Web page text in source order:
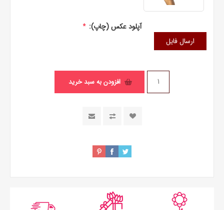
آپلود عکس (چاپ): *
ارسال فایل
افزودن به سبد خرید